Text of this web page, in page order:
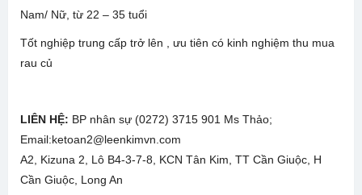
Nam/ Nữ, từ 22 – 35 tuổi
Tốt nghiệp trung cấp trở lên , ưu tiên có kinh nghiệm thu mua
rau củ
LIÊN HỆ: BP nhân sự (0272) 3715 901 Ms Thảo;
Email:ketoan2@leenkimvn.com
A2, Kizuna 2, Lô B4-3-7-8, KCN Tân Kim, TT Cần Giuộc, H
Cần Giuộc, Long An